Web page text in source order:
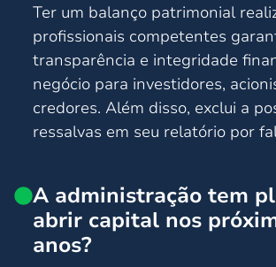
Ter um balanço patrimonial
profissionais competentes
transparência e integridade
negócio para investidores,
credores. Além disso, exclui a
ressalvas em seu relatório por
A administração tem
abrir capital nos
anos?